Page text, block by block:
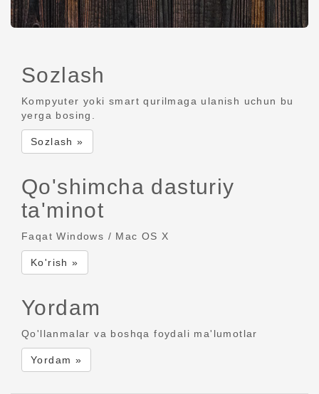
Sozlash
Kompyuter yoki smart qurilmaga ulanish uchun bu
yerga bosing.
Sozlash »
Qo'shimcha dasturiy
ta'minot
Faqat Windows / Mac OS X
Ko'rish »
Yordam
Qo'llanmalar va boshqa foydali ma'lumotlar
Yordam »